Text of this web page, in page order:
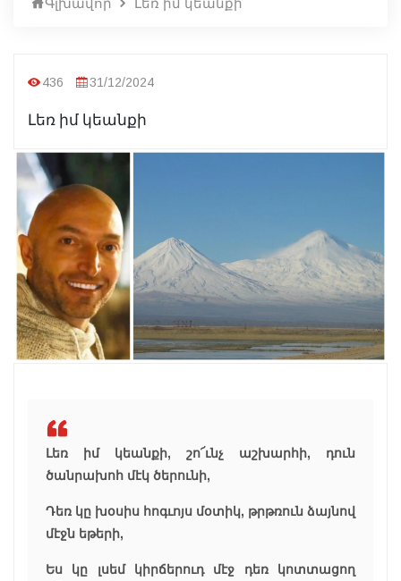
436 31/12/2024
Լեռ իմ կեանքի
Լեռ իմ կեանքի, շո՜ւնչ աշխարհի, դուն
ծանրախոհ մէկ ծերունի,
Դեռ կը խօսիս հոգւոյս մօտիկ, թրթռուն ձայնով
մէջն եթերի,
Ես կը լսեմ կիրճերուդ մէջ դեռ կոտտացող